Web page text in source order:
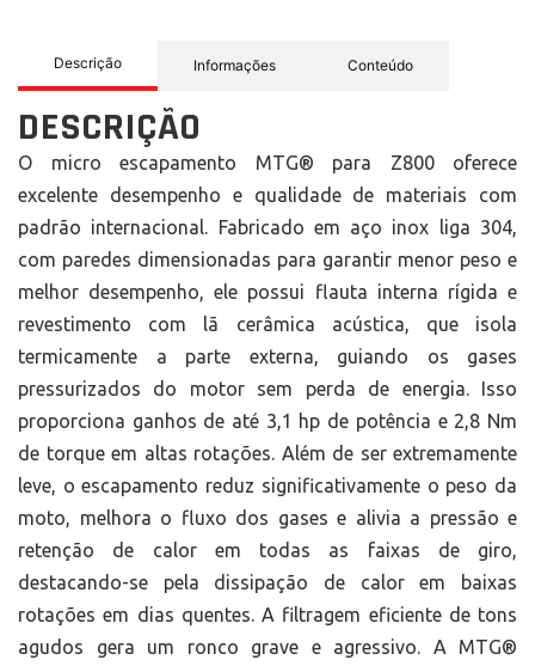
Descrição Informações Conteúdo
DESCRIÇÃO
O micro escapamento MTG® para Z800 oferece
excelente desempenho e qualidade de materiais com
padrão internacional. Fabricado em aço inox liga 304,
com paredes dimensionadas para garantir menor peso e
melhor desempenho, ele possui flauta interna rígida e
revestimento com lã cerâmica acústica, que isola
termicamente a parte externa, guiando os gases
pressurizados do motor sem perda de energia. Isso
proporciona ganhos de até 3,1 hp de potência e 2,8 Nm
de torque em altas rotações. Além de ser extremamente
leve, o escapamento reduz significativamente o peso da
moto, melhora o fluxo dos gases e alivia a pressão e
retenção de calor em todas as faixas de giro,
destacando-se pela dissipação de calor em baixas
rotações em dias quentes. A filtragem eficiente de tons
agudos gera um ronco grave e agressivo. A MTG®